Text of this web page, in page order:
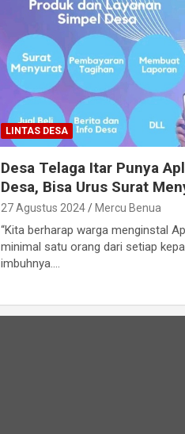
LINTAS DESA
Desa Telaga Itar Punya
Desa, Bisa Urus Surat
27 Agustus 2024 Mercu Benua
“Kita berharap warga menginstal
minimal satu orang dari setiap
imbuhnya.…